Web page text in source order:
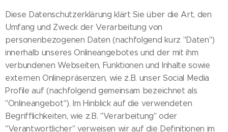
Diese Datenschutzerklärung klärt Sie über die Art, den
Umfang und Zweck der Verarbeitung von
personenbezogenen Daten (nachfolgend kurz "Daten")
innerhalb unseres Onlineangebotes und der mit ihm
verbundenen Webseiten, Funktionen und Inhalte sowie
externen Onlinepräsenzen, wie z.B. unser Social Media
Profile auf (nachfolgend gemeinsam bezeichnet als
"Onlineangebot"). Im Hinblick auf die verwendeten
Begrifflichkeiten, wie z.B. "Verarbeitung" oder
"Verantwortlicher" verweisen wir auf die Definitionen im